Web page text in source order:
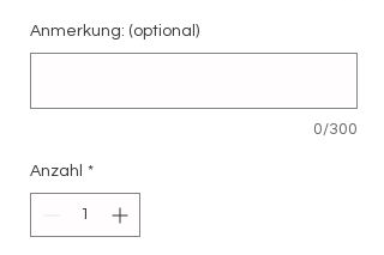
Anmerkung: (optional)
0/300
Anzahl *